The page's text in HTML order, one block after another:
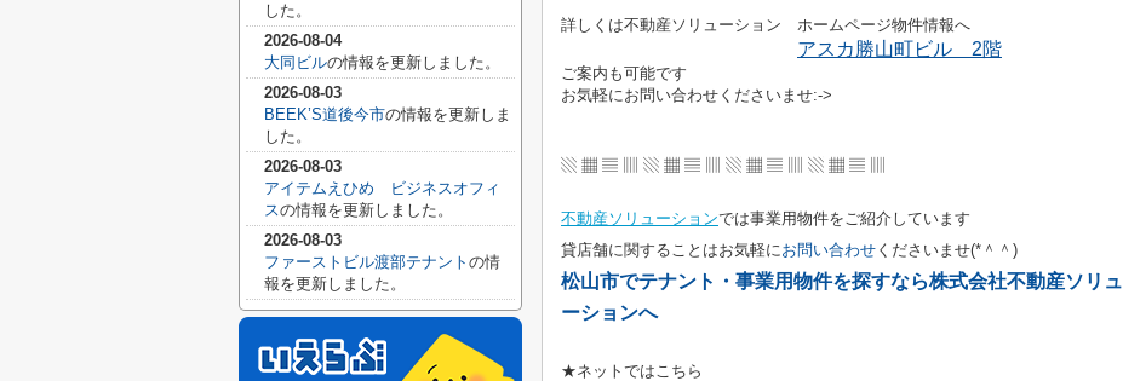
詳しくは不動産ソリューション ホームページ物件情報へ
アスカ勝山町ビル 2階
ご案内も可能です
お気軽にお問い合わせくださいませ:->
▧ ▦ ▤ ▥ ▧ ▦ ▤ ▥ ▧ ▦ ▤ ▥ ▧ ▦ ▤ ▥
不動産ソリューションでは事業用物件をご紹介しています
貸店舗に関することはお気軽に お問い合わせ くださいませ(*＾＾)
松山市でテナント・事業用物件を探すなら株式会社不動産ソリュ
ーションへ
★ネットではこちら
した。
2026-08-04
大同ビルの情報を更新しました。
2026-08-03
BEEK’S道後今市の情報を更新しま
した。
2026-08-03
アイテムえひめ ビジネスオフィ
スの情報を更新しました。
2026-08-03
ファーストビル渡部テナント の情
報を更新しました。